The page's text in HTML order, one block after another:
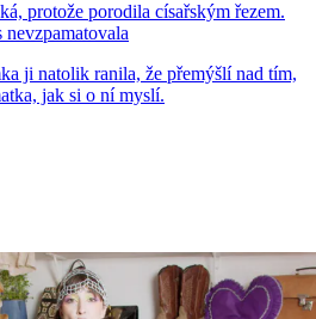
protože porodila císařským řezem.
nevzpamatovala
ji natolik ranila, že přemýšlí nad tím,
jak si o ní myslí.